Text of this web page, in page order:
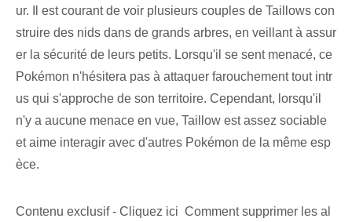
ur. Il est courant de voir plusieurs couples de Taillows con
struire des nids dans de grands arbres, en veillant à assur
er la sécurité de leurs petits. Lorsqu'il se sent menacé, ce
Pokémon n'hésitera pas à attaquer farouchement tout intr
us qui s'approche de son territoire. Cependant, lorsqu'il
n'y a aucune menace en vue, Taillow est assez sociable
et aime interagir avec d'autres Pokémon de la même esp
èce.
Contenu exclusif - Cliquez ici Comment supprimer les al